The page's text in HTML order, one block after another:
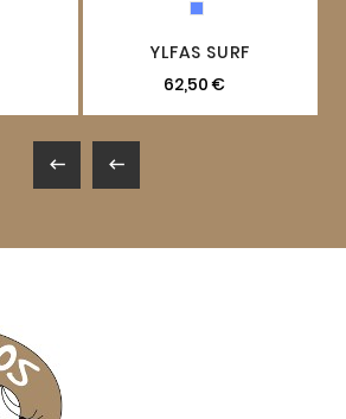
YLFAS SURF
62,50 €
 